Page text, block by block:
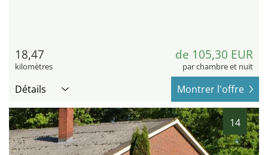
18,47
kilomètres
de 105,30 EUR
par chambre et nuit
Détails Montrer l'offre
14